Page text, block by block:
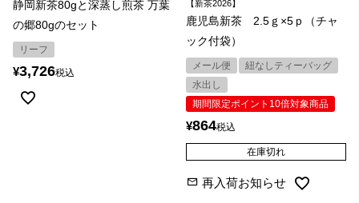
静岡新茶80gと深蒸し煎茶 万葉
の郷80gのセット
リーフ
¥3,726税込
【新茶2026】
鹿児島新茶 2.5ｇ×5ｐ（チャ
ック付袋）
メール便
紐なしティーバッグ
水出し
期間限定ポイント10倍対象商品
¥864税込
在庫切れ
再入荷お知らせ